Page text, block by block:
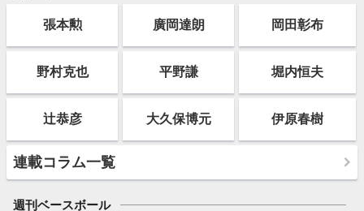
張本勲 廣岡達朗 岡田彰布
野村克也 平野謙 堀内恒夫
辻恭彦 大久保博元 伊原春樹
連載コラム一覧
週刊ベースボール